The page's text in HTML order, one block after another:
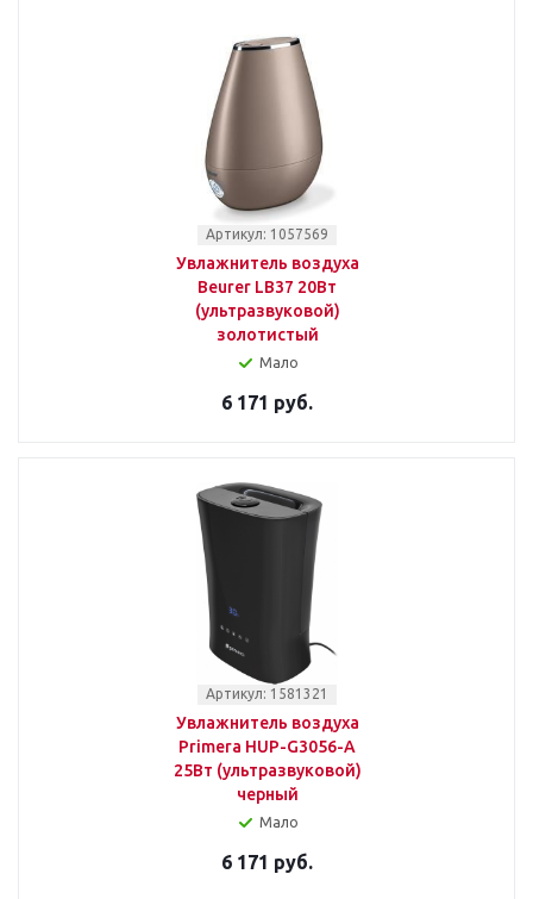
Артикул: 1057569
Увлажнитель воздуха
Beurer LB37 20Вт
(ультразвуковой)
золотистый
Мало
6 171 руб.
Артикул: 1581321
Увлажнитель воздуха
Primera HUP-G3056-A
25Вт (ультразвуковой)
черный
Мало
6 171 руб.